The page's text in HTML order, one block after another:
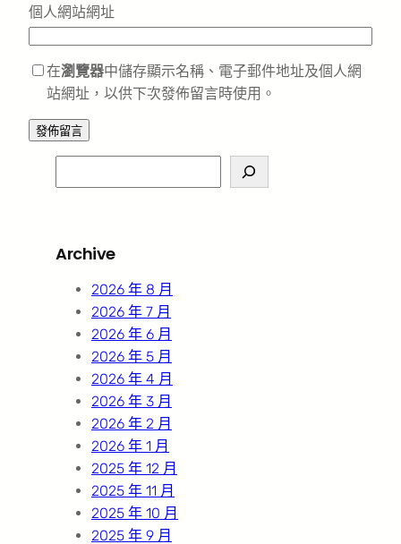
個人網站網址
在瀏覽器中儲存顯示名稱、電子郵件地址及個人網
站網址，以供下次發佈留言時使用。
e
c
Archive
2026 年 8 月
2026 年 7 月
2026 年 6 月
2026 年 5 月
2026 年 4 月
2026 年 3 月
2026 年 2 月
2026 年 1 月
2025 年 12 月
2025 年 11 月
2025 年 10 月
2025 年 9 月